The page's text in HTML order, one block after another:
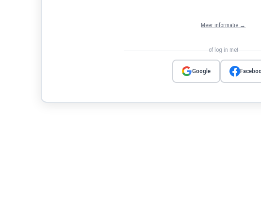
Meer informatie →
of log in met
Google